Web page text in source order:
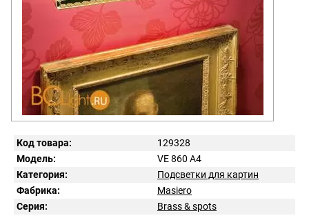
Код товара:
129328
Модель:
VE 860 A4
Категория:
Подсветки для картин
Фабрика:
Masiero
Серия:
Brass & spots